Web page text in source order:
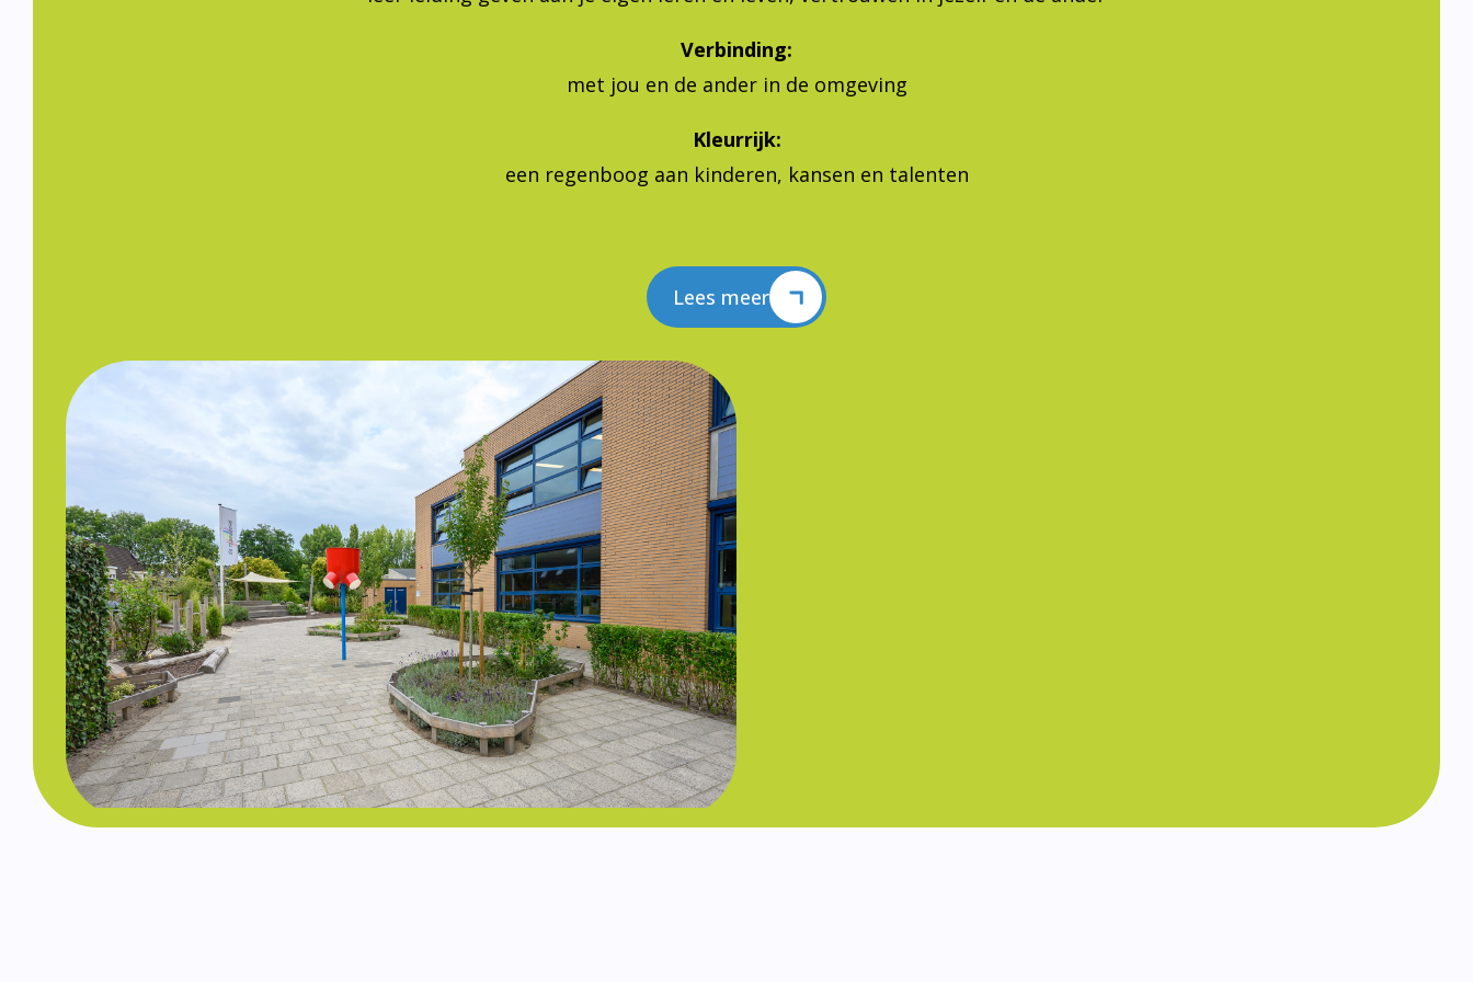
Verbinding:
met jou en de ander in de omgeving
Kleurrijk:
een regenboog aan kinderen, kansen en talenten
Lees meer